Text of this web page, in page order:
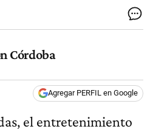
Córdoba
Agregar PERFIL en Google
el entretenimiento